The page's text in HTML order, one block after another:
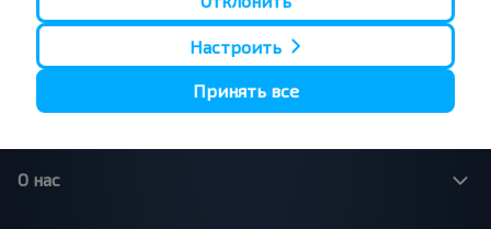
Москва - Брест
Минск - Варшава
Брест - Варшава
О нас
Настроить
Принять все